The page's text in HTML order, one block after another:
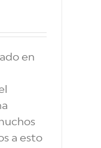
en
a esto